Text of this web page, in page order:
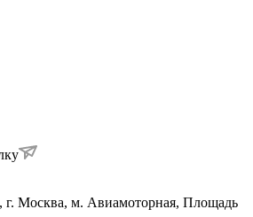
г. Москва, м. Авиамоторная, Площадь